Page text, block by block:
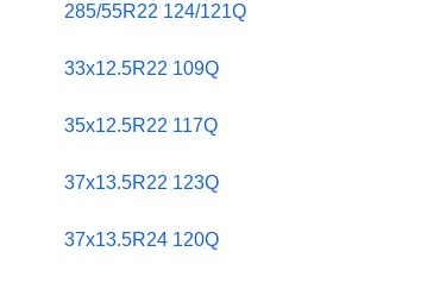
285/55R22 124/121Q
33x12.5R22 109Q
35x12.5R22 117Q
37x13.5R22 123Q
37x13.5R24 120Q